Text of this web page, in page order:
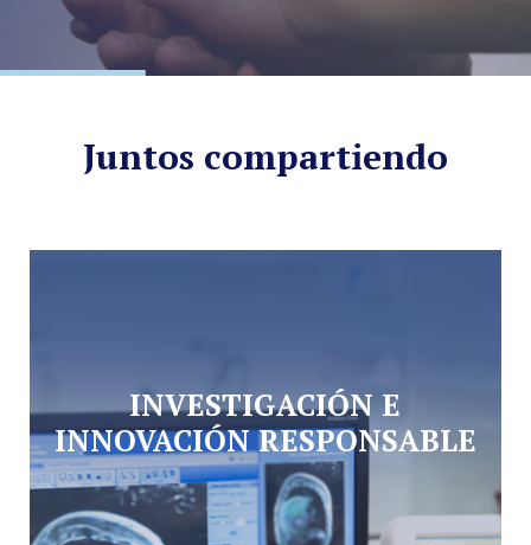
Juntos compartiendo
INVESTIGACIÓN E
INNOVACIÓN RESPONSABLE